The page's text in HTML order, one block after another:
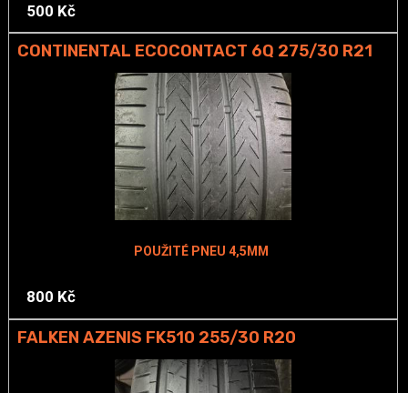
500 Kč
CONTINENTAL ECOCONTACT 6Q 275/30 R21
POUŽITÉ PNEU 4,5MM
800 Kč
FALKEN AZENIS FK510 255/30 R20